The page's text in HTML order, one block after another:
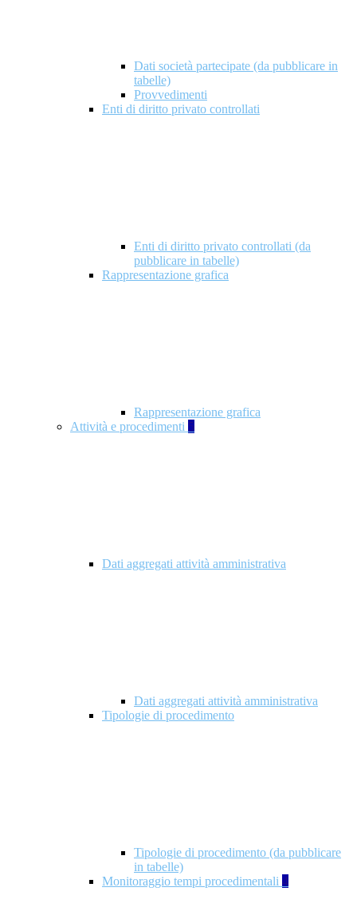
Dati società partecipate (da pubblicare in
tabelle)
Provvedimenti
Enti di diritto privato controllati
Enti di diritto privato controllati (da
pubblicare in tabelle)
Rappresentazione grafica
Rappresentazione grafica
Attività e procedimenti 5
Dati aggregati attività amministrativa
Dati aggregati attività amministrativa
Tipologie di procedimento
Tipologie di procedimento (da pubblicare
in tabelle)
Monitoraggio tempi procedimentali 4